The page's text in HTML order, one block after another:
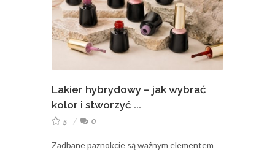
Lakier hybrydowy – jak wybrać
kolor i stworzyć ...
5 0
Zadbane paznokcie są ważnym elementem